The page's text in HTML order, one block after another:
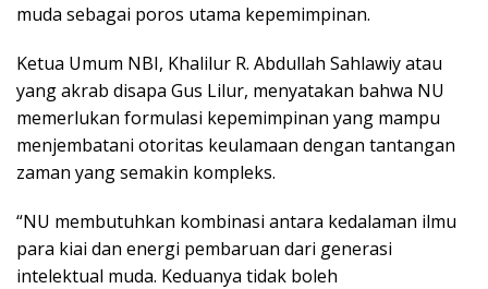
muda sebagai poros utama kepemimpinan.
Ketua Umum NBI, Khalilur R. Abdullah Sahlawiy atau
yang akrab disapa Gus Lilur, menyatakan bahwa NU
memerlukan formulasi kepemimpinan yang mampu
menjembatani otoritas keulamaan dengan tantangan
zaman yang semakin kompleks.
“NU membutuhkan kombinasi antara kedalaman ilmu
para kiai dan energi pembaruan dari generasi
intelektual muda. Keduanya tidak boleh